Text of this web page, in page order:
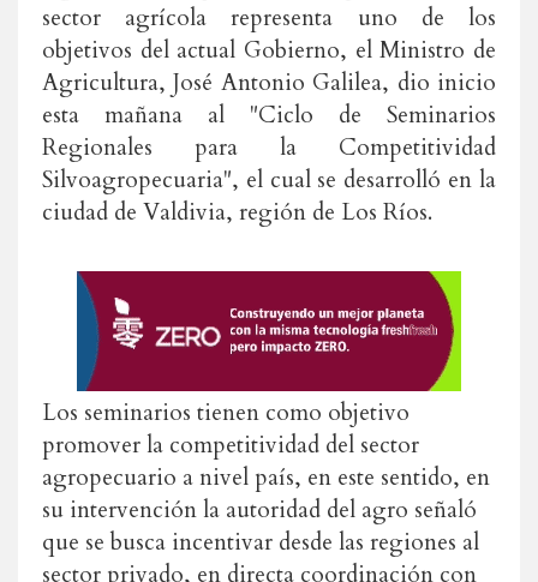
sector agrícola representa uno de los
objetivos del actual Gobierno, el Ministro de
Agricultura, José Antonio Galilea, dio inicio
esta mañana al "Ciclo de Seminarios
Regionales para la Competitividad
Silvoagropecuaria", el cual se desarrolló en la
ciudad de Valdivia, región de Los Ríos.
Los seminarios tienen como objetivo
promover la competitividad del sector
agropecuario a nivel país, en este sentido, en
su intervención la autoridad del agro señaló
que se busca incentivar desde las regiones al
sector privado, en directa coordinación con